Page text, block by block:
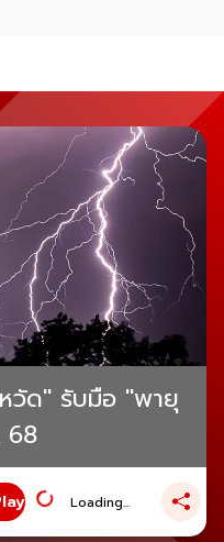
วัด" รับมือ "พายุ
68
Loading...